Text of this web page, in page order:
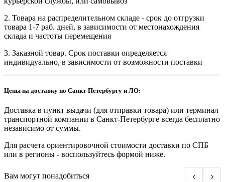
2. Товара на распределительном складе - срок до отгрузки
товара 1-7 раб. дней, в зависимости от местонахождения
склада и частоты перемещения
3. Заказной товар. Срок поставки определяется
индивидуально, в зависимости от возможности поставки
Цены на доставку по Санкт-Петербургу и ЛО:
Доставка в пункт выдачи (для отправки товара) или терминал
транспортной компании в Санкт-Петербурге всегда бесплатно
независимо от суммы.
Для расчета ориентировочной стоимости доставки по СПБ
или в регионы - воспользуйтесь формой ниже.
Вам могут понадобиться ‹ ›